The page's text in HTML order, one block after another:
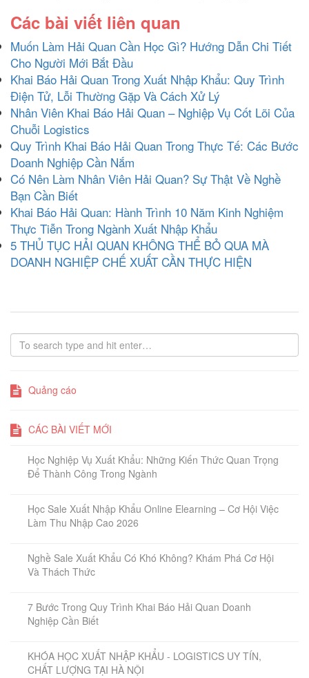
Các bài viết liên quan
Muốn Làm Hải Quan Cần Học Gì? Hướng Dẫn Chi Tiết
Cho Người Mới Bắt Đầu
Khai Báo Hải Quan Trong Xuất Nhập Khẩu: Quy Trình
Điện Tử, Lỗi Thường Gặp Và Cách Xử Lý
Nhân Viên Khai Báo Hải Quan – Nghiệp Vụ Cốt Lõi Của
Chuỗi Logistics
Quy Trình Khai Báo Hải Quan Trong Thực Tế: Các Bước
Doanh Nghiệp Cần Nắm
Có Nên Làm Nhân Viên Hải Quan? Sự Thật Về Nghề
Bạn Cần Biết
Khai Báo Hải Quan: Hành Trình 10 Năm Kinh Nghiệm
Thực Tiễn Trong Ngành Xuất Nhập Khẩu
5 THỦ TỤC HẢI QUAN KHÔNG THỂ BỎ QUA MÀ
DOANH NGHIỆP CHẾ XUẤT CẦN THỰC HIỆN
Quảng cáo
CÁC BÀI VIẾT MỚI
Học Nghiệp Vụ Xuất Khẩu: Những Kiến Thức Quan Trọng
Để Thành Công Trong Ngành
Học Sale Xuất Nhập Khẩu Online Elearning – Cơ Hội Việc
Làm Thu Nhập Cao 2026
Nghề Sale Xuất Khẩu Có Khó Không? Khám Phá Cơ Hội
Và Thách Thức
7 Bước Trong Quy Trình Khai Báo Hải Quan Doanh
Nghiệp Cần Biết
KHÓA HỌC XUẤT NHẬP KHẨU - LOGISTICS UY TÍN,
CHẤT LƯỢNG TẠI HÀ NỘI